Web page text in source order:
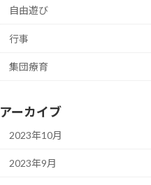
自由遊び
行事
集団療育
アーカイブ
2023年10月
2023年9月